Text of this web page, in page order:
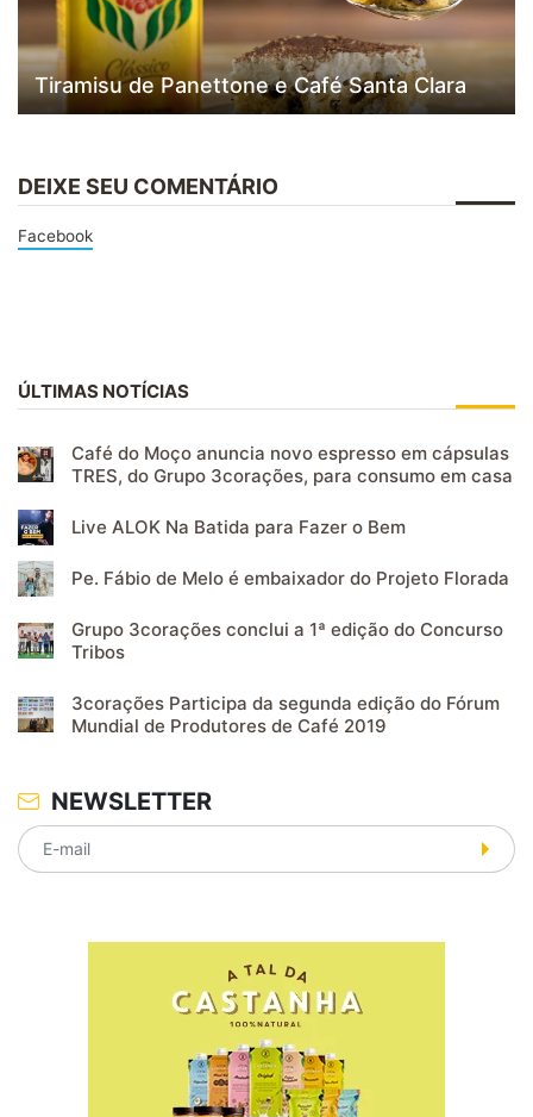
Tiramisu de Panettone e Café Santa Clara
DEIXE SEU COMENTÁRIO
Facebook
ÚLTIMAS NOTÍCIAS
Café do Moço anuncia novo espresso em cápsulas
TRES, do Grupo 3corações, para consumo em casa
Live ALOK Na Batida para Fazer o Bem
Pe. Fábio de Melo é embaixador do Projeto Florada
Grupo 3corações conclui a 1ª edição do Concurso
Tribos
3corações Participa da segunda edição do Fórum
Mundial de Produtores de Café 2019
NEWSLETTER